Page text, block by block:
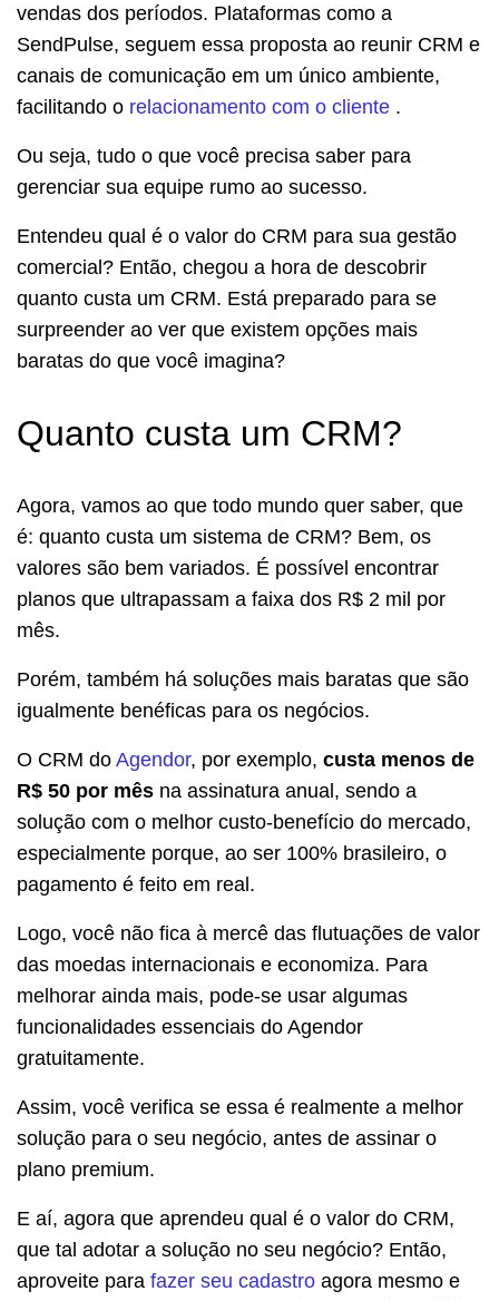
vendas dos períodos. Plataformas como a
SendPulse, seguem essa proposta ao reunir CRM e
canais de comunicação em um único ambiente,
facilitando o relacionamento com o cliente .
Ou seja, tudo o que você precisa saber para
gerenciar sua equipe rumo ao sucesso.
Entendeu qual é o valor do CRM para sua gestão
comercial? Então, chegou a hora de descobrir
quanto custa um CRM. Está preparado para se
surpreender ao ver que existem opções mais
baratas do que você imagina?
Quanto custa um CRM?
Agora, vamos ao que todo mundo quer saber, que
é: quanto custa um sistema de CRM? Bem, os
valores são bem variados. É possível encontrar
planos que ultrapassam a faixa dos R$ 2 mil por
mês.
Porém, também há soluções mais baratas que são
igualmente benéficas para os negócios.
O CRM do Agendor, por exemplo, custa menos de
R$ 50 por mês na assinatura anual, sendo a
solução com o melhor custo-benefício do mercado,
especialmente porque, ao ser 100% brasileiro, o
pagamento é feito em real.
Logo, você não fica à mercê das flutuações de valor
das moedas internacionais e economiza. Para
melhorar ainda mais, pode-se usar algumas
funcionalidades essenciais do Agendor
gratuitamente.
Assim, você verifica se essa é realmente a melhor
solução para o seu negócio, antes de assinar o
plano premium.
E aí, agora que aprendeu qual é o valor do CRM,
que tal adotar a solução no seu negócio? Então,
aproveite para fazer seu cadastro agora mesmo e